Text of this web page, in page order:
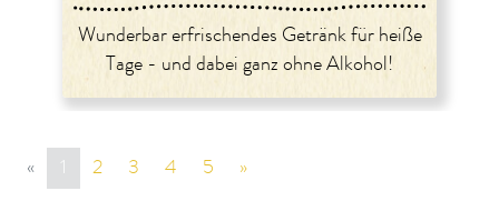
Wunderbar erfrischendes Getränk für heiße
Tage - und dabei ganz ohne Alkohol!
« vorige Seite
1 2 3 4 5 »